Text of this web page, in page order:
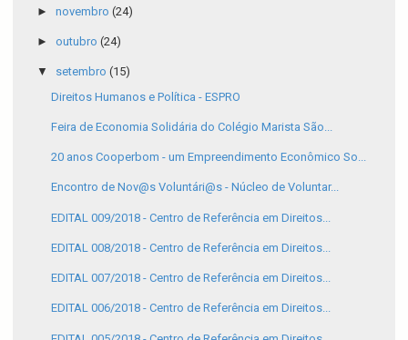
► novembro (24)
► outubro (24)
▼ setembro (15)
Direitos Humanos e Política - ESPRO
Feira de Economia Solidária do Colégio Marista São...
20 anos Cooperbom - um Empreendimento Econômico So...
Encontro de Nov@s Voluntári@s - Núcleo de Voluntar...
EDITAL 009/2018 - Centro de Referência em Direitos...
EDITAL 008/2018 - Centro de Referência em Direitos...
EDITAL 007/2018 - Centro de Referência em Direitos...
EDITAL 006/2018 - Centro de Referência em Direitos...